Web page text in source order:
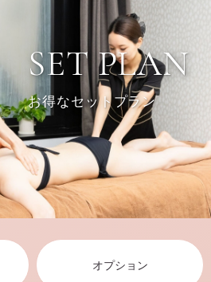
SET PLAN
お得なセットプラン
オプション